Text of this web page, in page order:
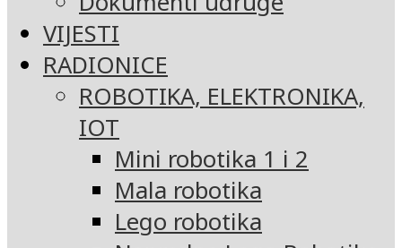
VIJESTI
RADIONICE
ROBOTIKA, ELEKTRONIKA,
IOT
Mini robotika 1 i 2
Mala robotika
Lego robotika